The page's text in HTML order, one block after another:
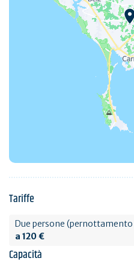
Tariffe
Due persone (pernottamento
a 120 €
Capacità